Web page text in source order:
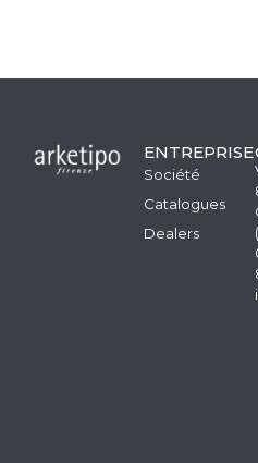
ENTREPRISE
Société
Catalogues
Dealers